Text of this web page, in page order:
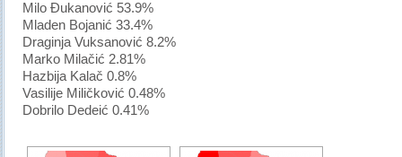
Milo Đukanović 53.9%
Mladen Bojanić 33.4%
Draginja Vuksanović 8.2%
Marko Milačić 2.81%
Hazbija Kalač 0.8%
Vasilije Miličković 0.48%
Dobrilo Dedeić 0.41%